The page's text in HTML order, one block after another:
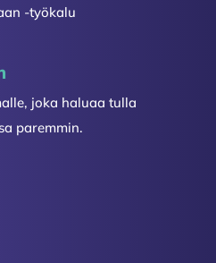
-työkalu
joka haluaa tulla
paremmin.